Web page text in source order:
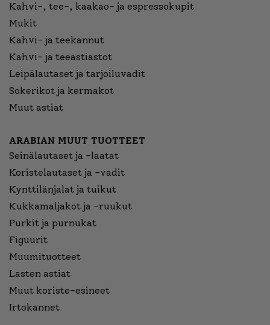
Kahvi-, tee-, kaakao- ja espressokupit
Mukit
Kahvi- ja teekannut
Kahvi- ja teeastiastot
Leipälautaset ja tarjoiluvadit
Sokerikot ja kermakot
Muut astiat
ARABIAN MUUT TUOTTEET
Seinälautaset ja -laatat
Koristelautaset ja -vadit
Kynttilänjalat ja tuikut
Kukkamaljakot ja -ruukut
Purkit ja purnukat
Figuurit
Muumituotteet
Lasten astiat
Muut koriste-esineet
Irtokannet